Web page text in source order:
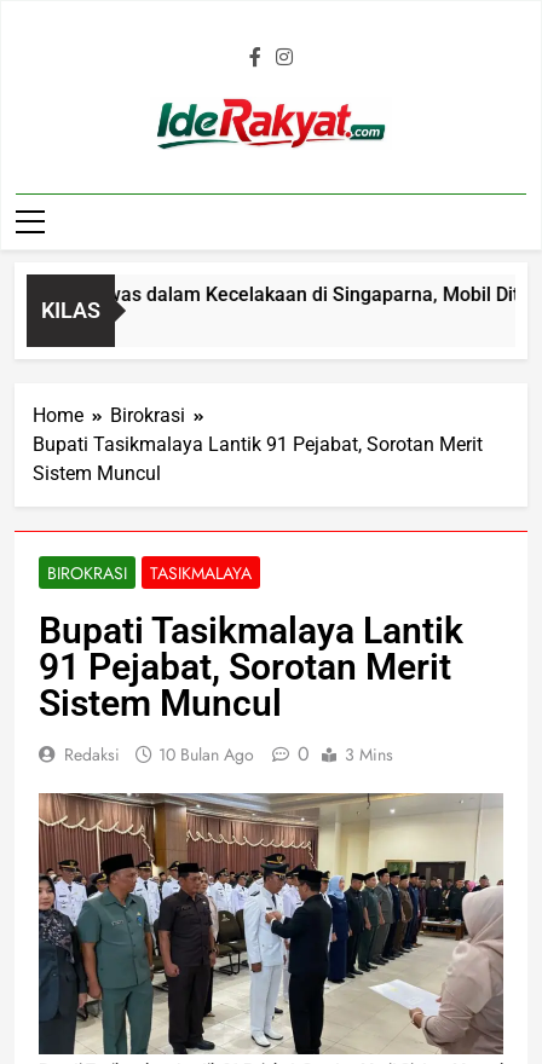
Iderakyat.com
KILAS
Tewas dalam Kecelakaan di Singaparna, Mobil
Home
Birokrasi
Bupati Tasikmalaya Lantik 91 Pejabat, Sorotan Merit
Sistem Muncul
BIROKRASI TASIKMALAYA
Bupati Tasikmalaya Lantik
91 Pejabat, Sorotan Merit
Sistem Muncul
Redaksi 10 Bulan Ago 0 3 Mins